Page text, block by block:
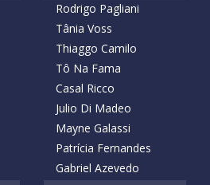
Rodrigo Pagliani
Tânia Voss
Thiaggo Camilo
Tô Na Fama
Casal Ricco
Julio Di Madeo
Mayne Galassi
Patrícia Fernandes
Gabriel Azevedo